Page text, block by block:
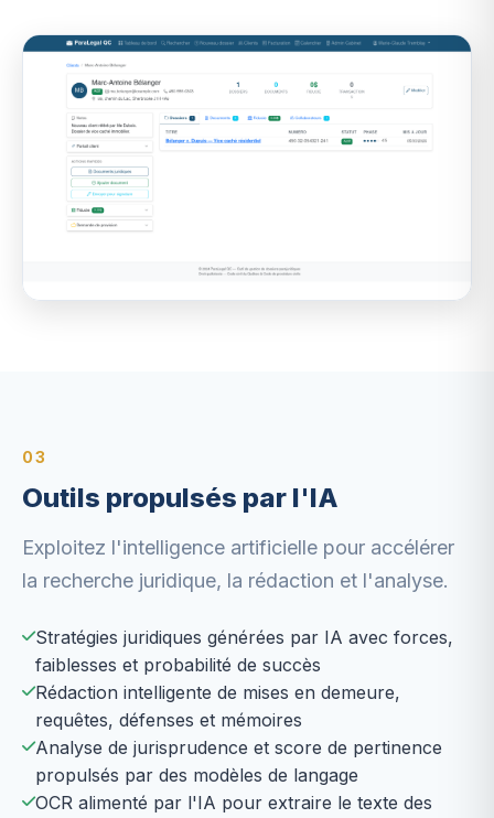
03
Outils propulsés par l'IA
Exploitez l'intelligence artificielle pour accélérer
la recherche juridique, la rédaction et l'analyse.
Stratégies juridiques générées par IA avec forces,
faiblesses et probabilité de succès
Rédaction intelligente de mises en demeure,
requêtes, défenses et mémoires
Analyse de jurisprudence et score de pertinence
propulsés par des modèles de langage
OCR alimenté par l'IA pour extraire le texte des